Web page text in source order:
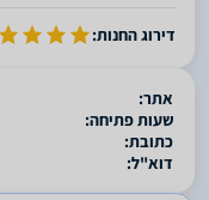
דירוג החנות:
אתר:
שעות פתיחה:
כתובת:
דוא"ל:
סגור